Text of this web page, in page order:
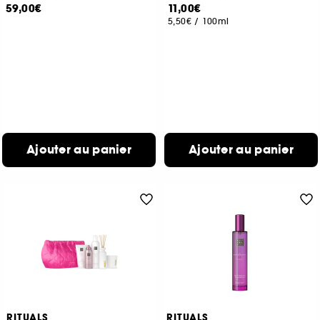
59,00€
Ajouter au panier
11,00€
5,50€ / 100ml
Ajouter au panier